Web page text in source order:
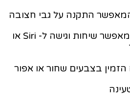
המאפשר התקנה על גבי חצובה
מיקרופון מובנה המאפשר שיחות וגישה ל- Siri או
הזמין בצבעים שחור או אפור